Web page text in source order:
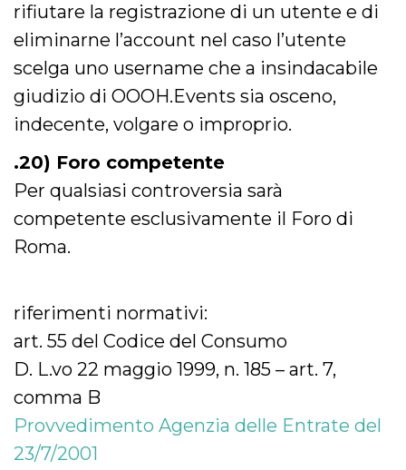
rifiutare la registrazione di un utente e di
eliminarne l’account nel caso l’utente
scelga uno username che a insindacabile
giudizio di OOOH.Events sia osceno,
indecente, volgare o improprio.
.20) Foro competente
Per qualsiasi controversia sarà
competente esclusivamente il Foro di
Roma.
riferimenti normativi:
art. 55 del Codice del Consumo
D. L.vo 22 maggio 1999, n. 185 – art. 7,
comma B
Provvedimento Agenzia delle Entrate del
23/7/2001